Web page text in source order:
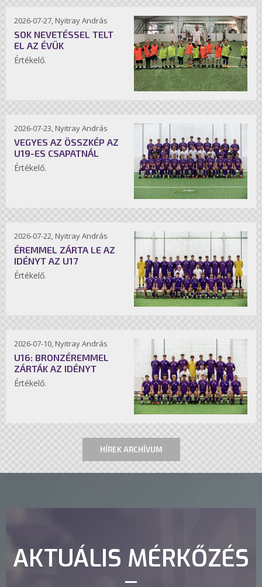
2026-07-27, Nyitray András
SOK NEVETÉSSEL TELT
EL AZ ÉVÜK
Értékelő.
2026-07-23, Nyitray András
VEGYES AZ ÖSSZKÉP AZ
U19-ES CSAPATNÁL
Értékelő.
2026-07-22, Nyitray András
ÉREMMEL ZÁRTA LE AZ
IDÉNYT AZ U17
Értékelő.
2026-07-10, Nyitray András
U16: BRONZÉREMMEL
ZÁRTÁK AZ IDÉNYT
Értékelő.
HÍREK ARCHÍVUM
AKTUÁLIS MÉRKŐZÉS